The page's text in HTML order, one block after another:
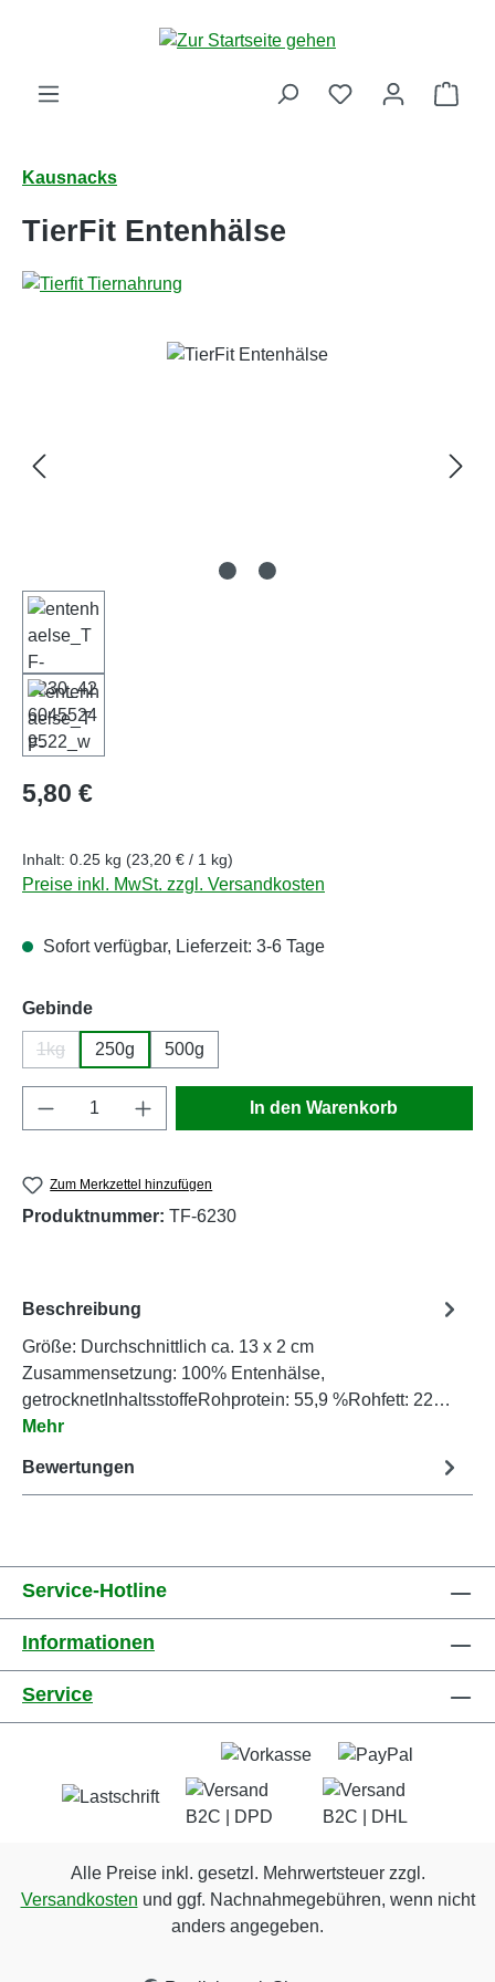
Zum Hauptinhalt springen
Kausnacks
TierFit Entenhälse
Bildergalerie überspringen
Regulärer Preis:
5,80 €
Inhalt: 0.25 kg (23,20 € / 1 kg)
Preise inkl. MwSt. zzgl. Versandkosten
Sofort verfügbar, Lieferzeit: 3-6 Tage
Gebindeauswählen
1kg
(Diese Option ist zurzeit nicht verfügbar.)
250g 500g
Produkt Anzahl: Gib den gewünschten
In den Warenkorb
Zum Merkzettel hinzufügen
Produktnummer: TF-6230
Beschreibung
Größe: Durchschnittlich ca. 13 x 2 cm
Zusammensetzung: 100% Entenhälse,
getrocknetInhaltsstoffeRohprotein: 55,9 %Rohfett: 22…
Mehr
Bewertungen
Service-Hotline
Informationen
Service
Alle Preise inkl. gesetzl. Mehrwertsteuer zzgl.
Versandkosten und ggf. Nachnahmegebühren, wenn nicht
anders angegeben.